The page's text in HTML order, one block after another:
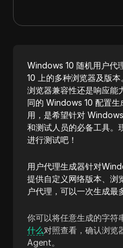
Windows 10 随机用户代
10 上的多种浏览器及版本
浏览器兼容性还是响应能
同的 Windows 10 配置生
用，是希望针对
和测试人员的必备工具。
进行测试吧！
用户代理生成器针对
提供自定义网络版本、浏
户代理，可以一次生成最
你可以将任意生成的字符
什么对照查看，确认浏览
Agent。